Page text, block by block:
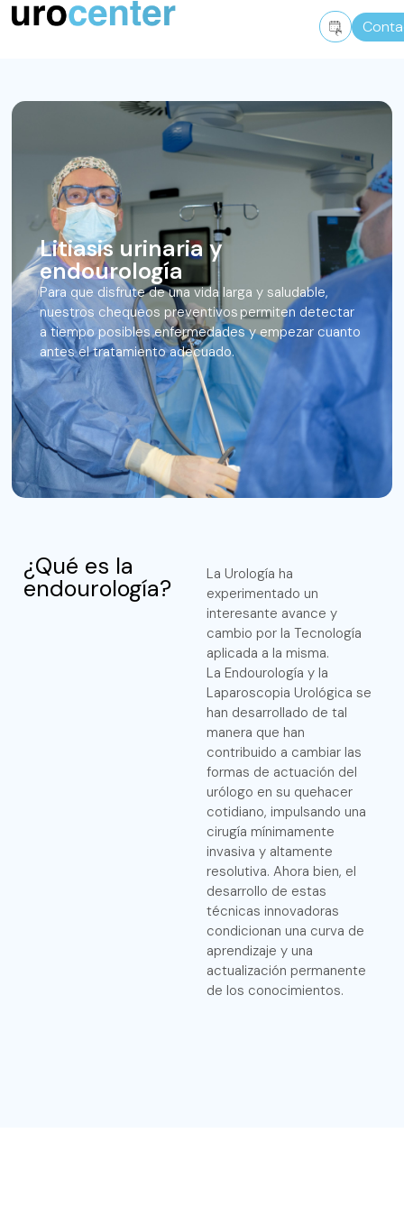
Litiasis urinaria y
endourología
Para que disfrute de una vida larga y saludable,
nuestros chequeos preventivos permiten detectar
a tiempo posibles enfermedades y empezar cuanto
antes el tratamiento adecuado.
¿Qué es la
endourología?
La Urología ha
experimentado un
interesante avance y
cambio por la Tecnología
aplicada a la misma.
La Endourología y la
Laparoscopia Urológica se
han desarrollado de tal
manera que han
contribuido a cambiar las
formas de actuación del
urólogo en su quehacer
cotidiano, impulsando una
cirugía mínimamente
invasiva y altamente
resolutiva. Ahora bien, el
desarrollo de estas
técnicas innovadoras
condicionan una curva de
aprendizaje y una
actualización permanente
de los conocimientos.